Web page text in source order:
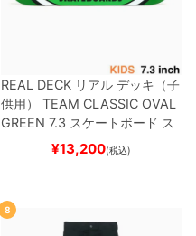
REAL DECK リアル デッキ（子
供用）
TEAM CLASSIC OVAL
GREEN 7.3 スケートボード ス
¥13,200(税込)
8